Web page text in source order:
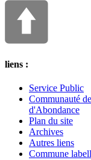
liens :
Service Public
Communauté
d'Abondance
Plan du site
Archives
Autres liens
Commune